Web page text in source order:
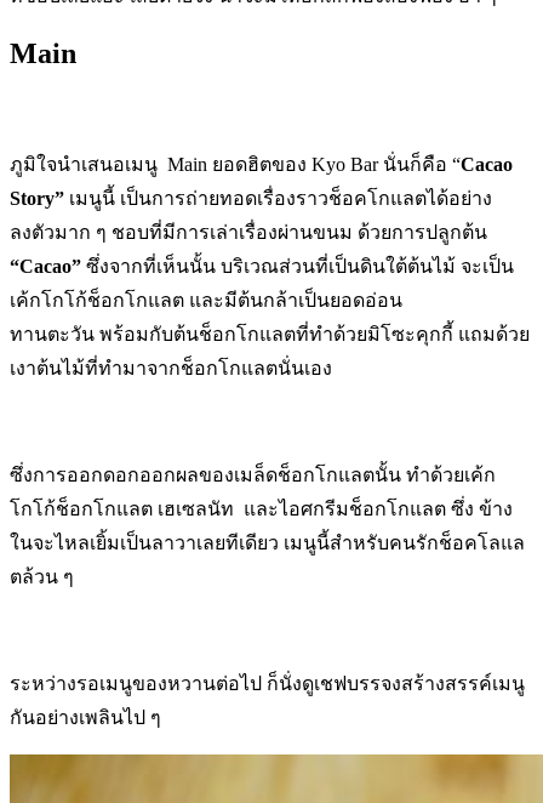
Main
ภูมิใจนำเสนอเมนู Main ยอดฮิตของ Kyo Bar นั่นก็คือ “Cacao
Story” เมนูนี้ เป็นการถ่ายทอดเรื่องราวช็อคโกแลตได้อย่าง
ลงตัวมาก ๆ ชอบที่มีการเล่าเรื่องผ่านขนม ด้วยการปลูกต้น
“Cacao” ซึ่งจากที่เห็นนั้น บริเวณส่วนที่เป็นดินใต้ต้นไม้ จะเป็น
เค้กโกโก้ช็อกโกแลต และมีต้นกล้าเป็นยอดอ่อน
ทานตะวัน พร้อมกับต้นช็อกโกแลตที่ทำด้วยมิโซะคุกกี้ แถมด้วย
เงาต้นไม้ที่ทำมาจากช็อกโกแลตนั่นเอง
ซึ่งการออกดอกออกผลของเมล็ดช็อกโกแลตนั้น ทำด้วยเค้ก
โกโก้ช็อกโกแลต เฮเซลนัท และไอศกรีมช็อกโกแลต ซึ่ง ข้าง
ในจะไหลเยิ้มเป็นลาวาเลยทีเดียว เมนูนี้สำหรับคนรักช็อคโลแล
ตล้วน ๆ
ระหว่างรอเมนูของหวานต่อไป ก็นั่งดูเชฟบรรจงสร้างสรรค์เมนู
กันอย่างเพลินไป ๆ